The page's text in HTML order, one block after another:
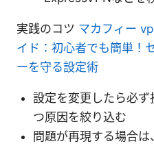
実践のコツ マカフィー
イド：初心者でも簡単！
ーを守る設定術
設定を変更したら必
つ原因を絞り込む
問題が再現する場合